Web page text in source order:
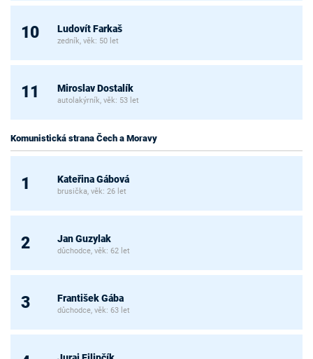
10 Ludovít Farkaš
zedník, věk: 50 let
11 Miroslav Dostalík
autolakýrník, věk: 53 let
Komunistická strana Čech a Moravy
1 Kateřina Gábová
brusička, věk: 26 let
2 Jan Guzylak
důchodce, věk: 62 let
3 František Gába
důchodce, věk: 63 let